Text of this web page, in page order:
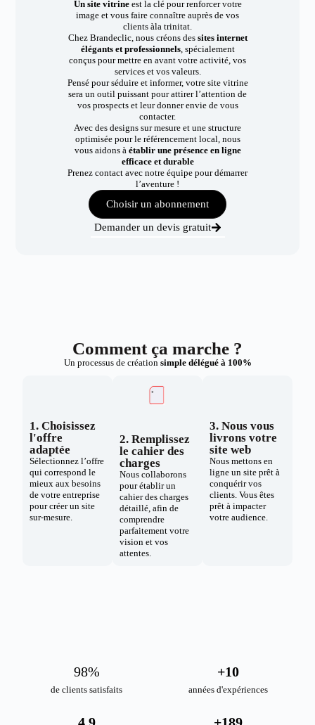
Un site vitrineest la clé pour renforcer votre
image et vous faire connaître auprès de vos
clients àla trinitat.
Chez Brandeclic, nous créons dessites internet
élégants et professionnels, spécialement
conçus pour mettre en avant votre activité, vos
services et vos valeurs.
Pensé pour séduire et informer, votre site vitrine
sera un outil puissant pour attirer l’attention de
vos prospects et leur donner envie de vous
contacter.
Avec des designs sur mesure et une structure
optimisée pour le référencement local, nous
vous aidons à établir une présence en ligne
efficace et durable
Prenez contact avec notre équipe pour démarrer
l’aventure !
Choisir un abonnement
Demander un devis gratuit
Comment ça marche ?
Un processus de création simple délégué à 100%
1. Choisissez
l'offre
adaptée
Sélectionnez l’offre
qui correspond le
mieux aux besoins
de votre entreprise
pour créer un site
sur-mesure.
2. Remplissez
le cahier des
charges
Nous collaborons
pour établir un
cahier des charges
détaillé, afin de
comprendre
parfaitement votre
vision et vos
attentes.
3. Nous vous
livrons votre
site web
Nous mettons en
ligne un site prêt à
conquérir vos
clients. Vous êtes
prêt à impacter
votre audience.
de clients satisfaits
98%
années d'expériences
+10